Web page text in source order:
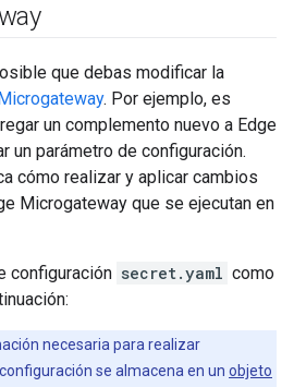
que debas modificar la
. Por ejemplo, es
un complemento nuevo a Edge
un parámetro de configuración.
cómo realizar y aplicar cambios
Microgateway que se ejecutan en
configuración secret.yaml como
necesaria para realizar
se almacena en un objeto